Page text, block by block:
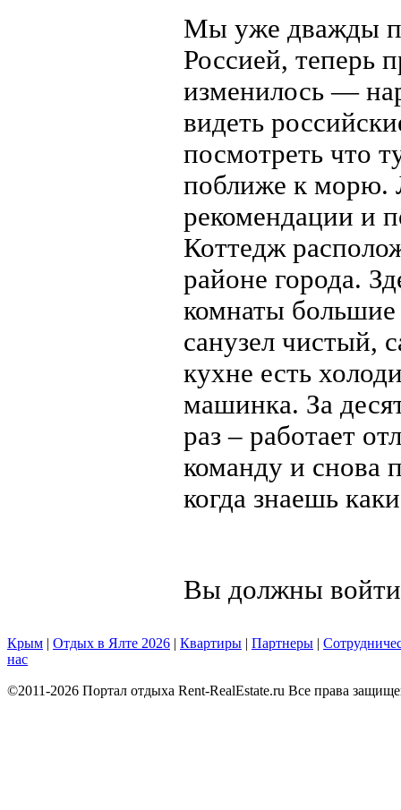
Мы уже дважды
Россией, теперь
изменилось —
видеть
посмотреть что
поближе к морю.
рекомендации и
Коттедж
районе города.
комнаты
санузел чистый,
кухне есть
машинка. За
раз – работает
команду и снова
когда знаешь
Вы должны
Крым | Отдых в Ялте 2026 | Квартиры | Партнеры |
нас
©2011-2026 Портал отдыха Rent-RealEstate.ru Все права